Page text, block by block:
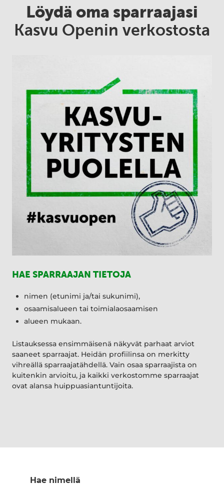
Löydä oma sparraajasi
Kasvu Openin verkostosta
HAE SPARRAAJAN TIETOJA
nimen (etunimi ja/tai sukunimi),
osaamisalueen tai toimialaosaamisen
alueen mukaan.
Listauksessa ensimmäisenä näkyvät parhaat arviot
saaneet sparraajat. Heidän profiilinsa on merkitty
vihreällä sparraajatähdellä. Vain osaa sparraajista on
kuitenkin arvioitu, ja kaikki verkostomme sparraajat
ovat alansa huippuasiantuntijoita.
Hae nimellä